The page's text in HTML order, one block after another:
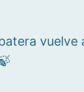
vuelve